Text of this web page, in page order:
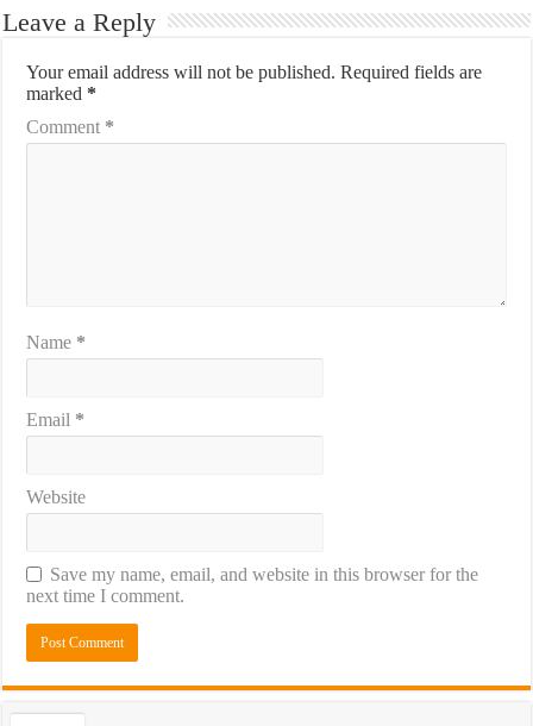
Leave a Reply
Your email address will not be published. Required fields are
marked *
Comment *
Name *
Email *
Website
Save my name, email, and website in this browser for the
next time I comment.